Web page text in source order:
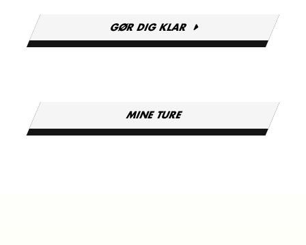
GØR DIG KLAR
MINE TURE